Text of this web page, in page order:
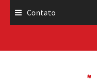
Contato